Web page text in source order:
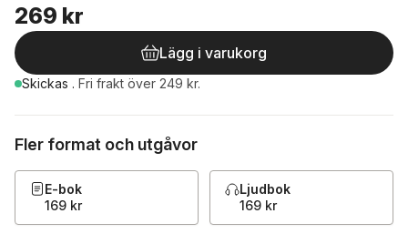
269 kr
Lägg i varukorg
Skickas . Fri frakt över 249 kr.
Fler format och utgåvor
E-bok
169 kr
Ljudbok
169 kr